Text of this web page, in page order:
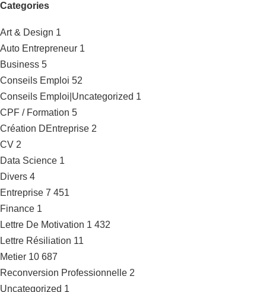
Categories
Art & Design 1
Auto Entrepreneur 1
Business 5
Conseils Emploi 52
Conseils Emploi|Uncategorized 1
CPF / Formation 5
Création DEntreprise 2
CV 2
Data Science 1
Divers 4
Entreprise 7 451
Finance 1
Lettre De Motivation 1 432
Lettre Résiliation 11
Metier 10 687
Reconversion Professionnelle 2
Uncategorized 1